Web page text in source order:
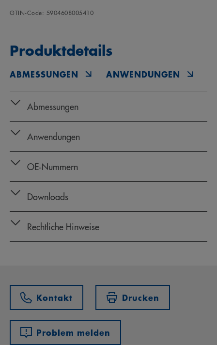
GTIN‑Code: 5904608005410
Produktdetails
ABMESSUNGEN ANWENDUNGEN
Abmessungen
Anwendungen
OE‑Nummern
Downloads
Rechtliche Hinweise
Kontakt Drucken
Problem melden